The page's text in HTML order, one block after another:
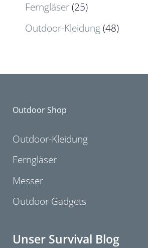
Ferngläser(25)
Outdoor-Kleidung(48)
Outdoor Shop
Outdoor-Kleidung
Ferngläser
Messer
Outdoor Gadgets
Unser Survival Blog